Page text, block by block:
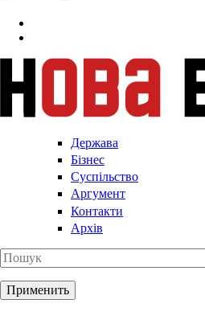
Держава
Бізнес
Суспільство
Аргумент
Контакти
Архів